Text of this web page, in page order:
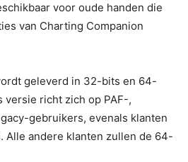
voor oude handen die
van Charting Companion
geleverd in 32-bits en 64-
richt zich op PAF-,
gebruikers, evenals klanten
Alle andere klanten zullen de 64-